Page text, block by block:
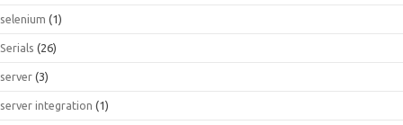
selenium (1)
Serials (26)
server (3)
server integration (1)